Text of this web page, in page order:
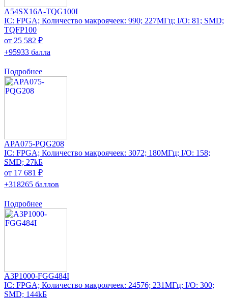
A54SX16A-TQG100I
IC: FPGA; Количество макроячеек: 990; 227МГц; I/O: 81; SMD;
TQFP100
от 25 582 ₽
+95933 балла
Подробнее
APA075-PQG208
IC: FPGA; Количество макроячеек: 3072; 180МГц; I/O: 158;
SMD; 27kБ
от 17 681 ₽
+318265 баллов
Подробнее
A3P1000-FGG484I
IC: FPGA; Количество макроячеек: 24576; 231МГц; I/O: 300;
SMD; 144kБ